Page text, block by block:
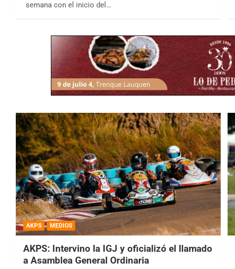
semana con el inicio del…
AKPS MEDIOS
AKPS: Intervino la IGJ y oficializó el llamado
a Asamblea General Ordinaria